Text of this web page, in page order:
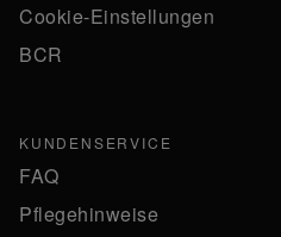
Cookie-Einstellungen
BCR
KUNDENSERVICE
FAQ
Pflegehinweise